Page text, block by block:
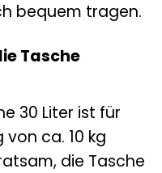
bequem tragen.
Tasche
30 Liter ist für
ca. 10 kg
die Tasche